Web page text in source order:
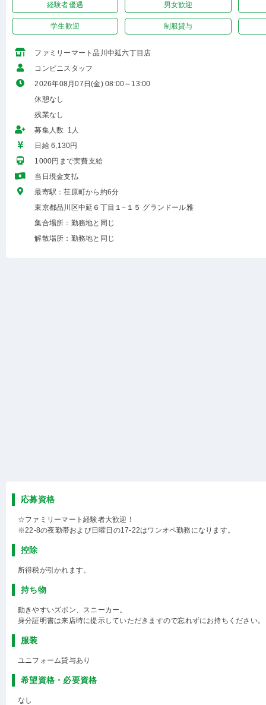
経験者優遇 男女歓迎
学生歓迎 制服貸与
ファミリーマート品川中延六丁目店
コンビニスタッフ
2026年08月07日(金) 08:00～13:00
休憩なし
残業なし
募集人数 1人
日給 6,130円
1000円まで実費支給
当日現金支払
最寄駅：荏原町から約6分
東京都品川区中延６丁目１−１５ グランドール雅
集合場所：勤務地と同じ
解散場所：勤務地と同じ
応募資格
☆ファミリーマート経験者大歓迎！
※22-8の夜勤帯および日曜日の17-22はワンオペ勤務になります。
控除
所得税が引かれます。
持ち物
動きやすいズボン、スニーカー。
身分証明書は来店時に提示していただきますので忘れずにお持ちください。
服装
ユニフォーム貸与あり
希望資格・必要資格
なし